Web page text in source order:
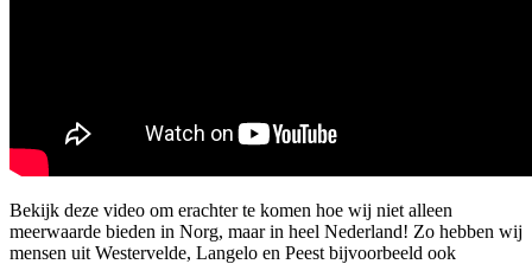
Bekijk deze video om erachter te komen hoe wij niet alleen
meerwaarde bieden in Norg, maar in heel Nederland! Zo hebben wij
mensen uit Westervelde, Langelo en Peest bijvoorbeeld ook